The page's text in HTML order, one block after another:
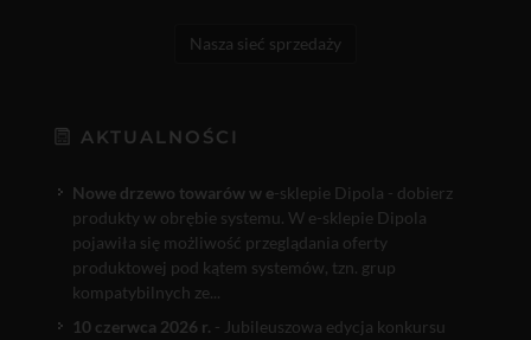
Nasza sieć sprzedaży
AKTUALNOŚCI
Nowe drzewo towarów w e-sklepie Dipola - dobierz
produkty w obrębie systemu. W e-sklepie Dipola
pojawiła się możliwość przeglądania oferty
produktowej pod kątem systemów, tzn. grup
kompatybilnych ze...
10 czerwca 2026 r. - Jubileuszowa edycja konkursu